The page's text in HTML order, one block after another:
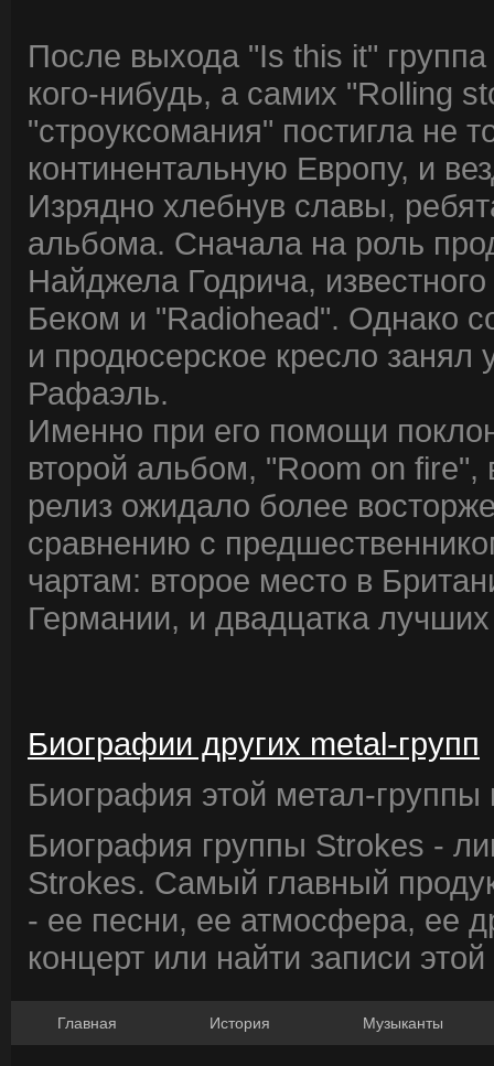
После выхода "Is this it" группа
кого-нибудь, а самих "Rolling
"строуксомания" постигла не
континентальную Европу, и
Изрядно хлебнув славы,
альбома. Сначала на роль
Найджела Годрича,
Беком и "Radiohead". Однако
и продюсерское кресло
Рафаэль.
Именно при его помощи
второй альбом, "Room on
релиз ожидало более
сравнению с
чартам: второе место в
Германии, и двадцатка
Биографии других metal-групп
Биография этой метал-группы
Биография группы Strokes -
Strokes. Самый главный
- ее песни, ее атмосфера, ее
концерт или найти записи
Главная История Музыканты